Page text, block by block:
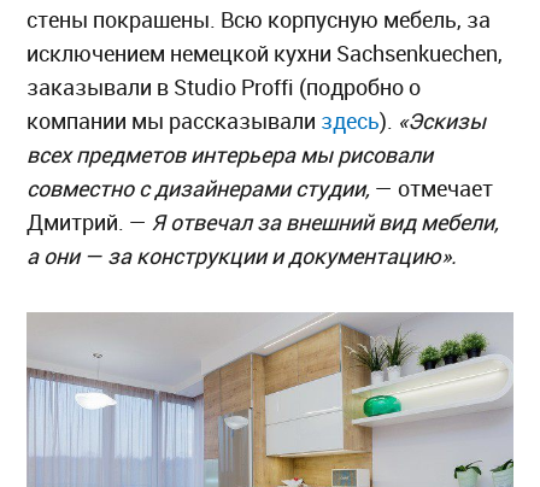
стены покрашены. Всю корпусную мебель, за
исключением немецкой кухни Sachsenkuechen,
заказывали в Studio Proffi (подробно о
компании мы рассказывали здесь). «Эскизы
всех предметов интерьера мы рисовали
совместно с дизайнерами студии, — отмечает
Дмитрий. — Я отвечал за внешний вид мебели,
а они — за конструкции и документацию».